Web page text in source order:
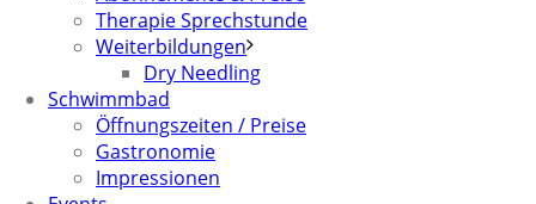
Therapie Sprechstunde
Weiterbildungen
Dry Needling
Schwimmbad
Öffnungszeiten / Preise
Gastronomie
Impressionen